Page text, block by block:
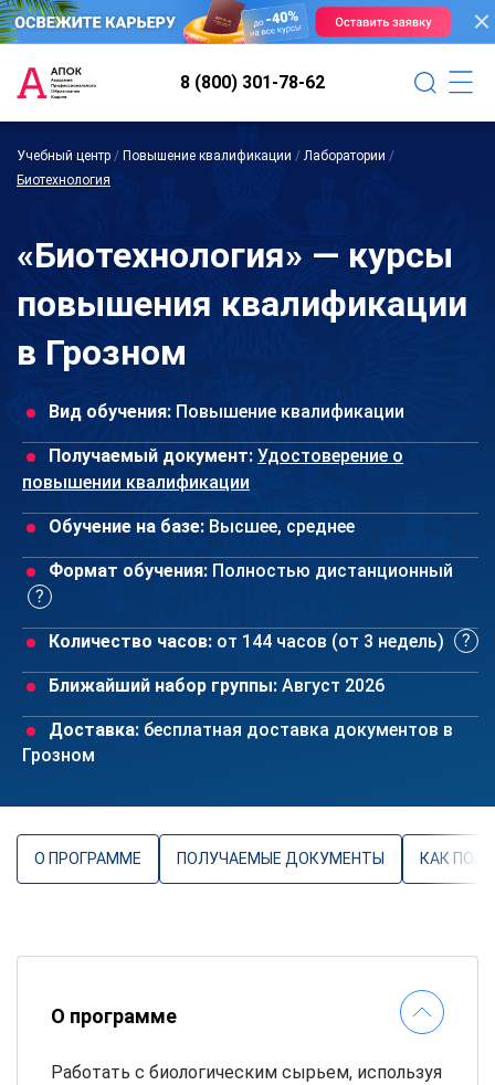
8 (800) 301-78-62
Учебный центр / Повышение квалификации / Лаборатории /
Биотехнология
«Биотехнология» — курсы
повышения квалификации
в Грозном
Вид обучения: Повышение квалификации
Получаемый документ: Удостоверение о
повышении квалификации
Обучение на базе: Высшее, среднее
Формат обучения: Полностью дистанционный
Количество часов: от 144 часов (от 3 недель)
Ближайший набор группы: Август 2026
Доставка: бесплатная доставка документов в
Грозном
О ПРОГРАММЕ ПОЛУЧАЕМЫЕ ДОКУМЕНТЫ КАК
О программе
Работать с биологическим сырьем, используя